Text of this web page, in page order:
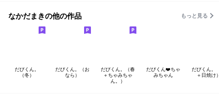
なかだまきの他の作品 もっと見る
だびくん。
（冬）
だびくん。（お
なら）
だびくん。（春
＋ちゃみちゃ
ん。）
だびくん❤️ちゃ
みちゃん
だびくん。
＋日焼け